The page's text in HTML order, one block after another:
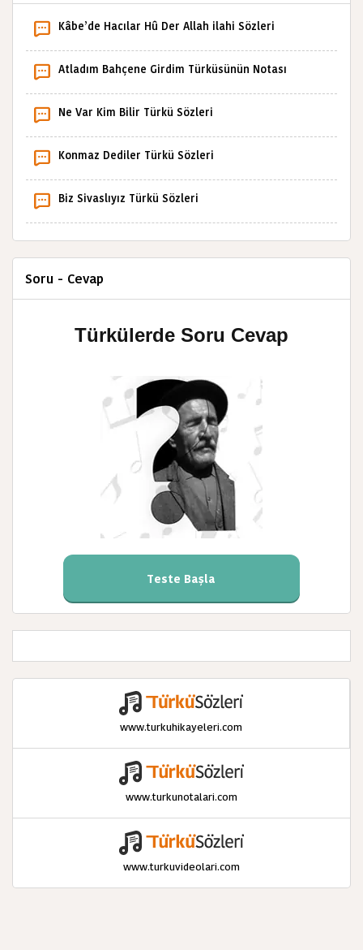
Kâbe’de Hacılar Hû Der Allah ilahi Sözleri
Atladım Bahçene Girdim Türküsünün Notası
Ne Var Kim Bilir Türkü Sözleri
Konmaz Dediler Türkü Sözleri
Biz Sivaslıyız Türkü Sözleri
Soru - Cevap
Türkülerde Soru Cevap
Teste Başla
www.turkuhikayeleri.com
www.turkunotalari.com
www.turkuvideolari.com